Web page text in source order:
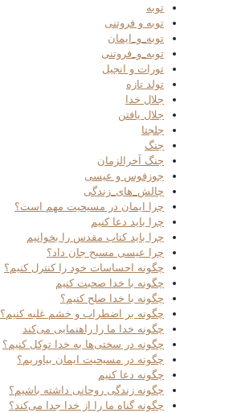
توبه
توبه و فروتنی
توبه_و_ایمان
توبه_و_فروتنی
تورات و انجیل
تولد تازه
جلال خدا
جلال یافتن
جلجتا
جنگ
جنگ آخرالزمان
جوزفوس و عیسی
چالش_های_زندگی
چرا ایمان در مسیحیت مهم است؟
چرا باید دعا کنیم
چرا باید کتاب مقدس را بخوانیم
چرا عیسی مسیح جان داد؟
چگونه احساسات خود را کنترل کنیم؟
چگونه با خدا صحبت کنیم
چگونه با خدا صلح کنیم؟
چگونه بر اضطراب و خشم غلبه کنیم؟
چگونه خدا ما را راهنمایی می‌کند
چگونه در سختی‌ها به خدا توکل کنیم؟
چگونه در مسیحیت ایمان بیاوریم؟
چگونه دعا کنیم
چگونه زندگی روحانی داشته باشیم؟
چگونه گناه ما را از خدا جدا می‌کند؟